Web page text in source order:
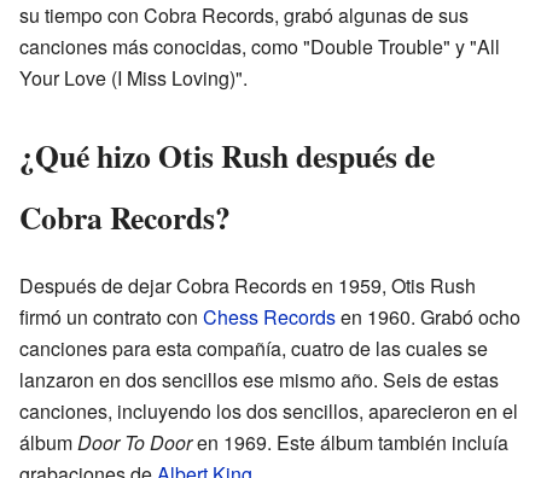
su tiempo con Cobra Records, grabó algunas de sus
canciones más conocidas, como "Double Trouble" y "All
Your Love (I Miss Loving)".
¿Qué hizo Otis Rush después de
Cobra Records?
Después de dejar Cobra Records en 1959, Otis Rush
firmó un contrato con Chess Recordsen 1960. Grabó ocho
canciones para esta compañía, cuatro de las cuales se
lanzaron en dos sencillos ese mismo año. Seis de estas
canciones, incluyendo los dos sencillos, aparecieron en el
álbumDoor To Dooren 1969. Este álbum también incluía